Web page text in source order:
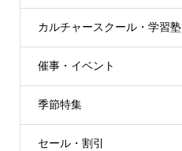
カルチャースクール・学習塾
催事・イベント
季節特集
セール・割引